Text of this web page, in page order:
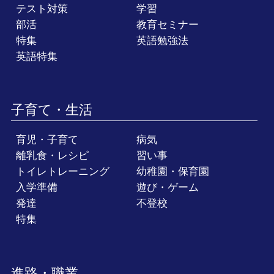
テスト対策
学習
部活
教育セミナー
特集
英語勉強法
英語特集
子育て・生活
育児・子育て
病気
離乳食・レシピ
習い事
トイレトレーニング
幼稚園・保育園
入学準備
遊び・ゲーム
発達
不登校
特集